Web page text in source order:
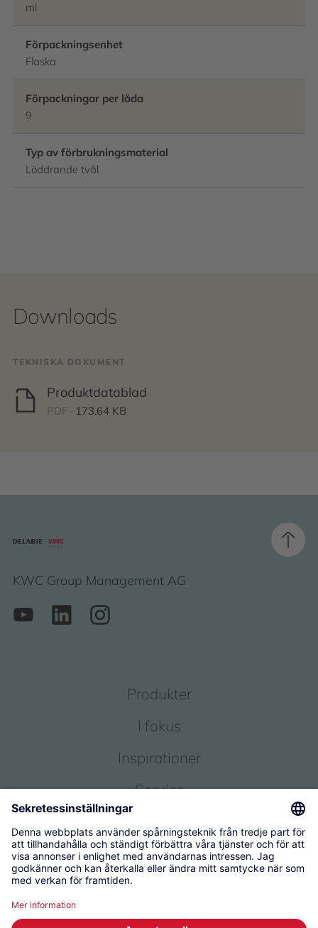
ml
Förpackningsenhet
Flaska
Förpackningar per låda
9
Typ av förbrukningsmaterial
Löddrande tvål
Downloads
TEKNISKA DOKUMENT
Produktdatablad
PDF · 173.64 KB
KWC Group Management AG
Produkter
I fokus
Inspirationer
Service
© 2026 KWC Group Management AG